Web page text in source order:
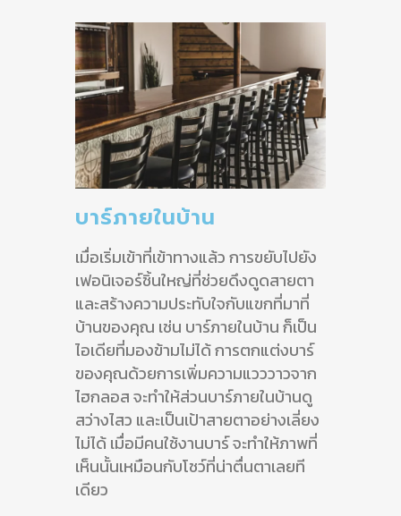
บาร์ภายในบ้าน
เมื่อเริ่มเข้าที่เข้าทางแล้ว การขยับไปยัง
เฟอนิเจอร์ชิ้นใหญ่ที่ช่วยดึงดูดสายตา
และสร้างความประทับใจกับแขกที่มาที่
บ้านของคุณ เช่น บาร์ภายในบ้าน ก็เป็น
ไอเดียที่มองข้ามไม่ได้ การตกแต่งบาร์
ของคุณด้วยการเพิ่มความแวววาวจาก
ไฮกลอส จะทำให้ส่วนบาร์ภายในบ้านดู
สว่างไสว และเป็นเป้าสายตาอย่างเลี่ยง
ไม่ได้ เมื่อมีคนใช้งานบาร์ จะทำให้ภาพที่
เห็นนั้นเหมือนกับโชว์ที่น่าตื่นตาเลยที
เดียว